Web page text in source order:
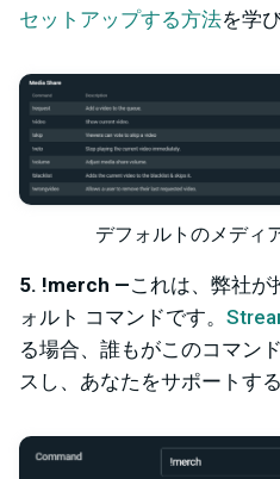
セットアップする方法を学
デフォルトのメディ
5. !merch —これは、弊社が
ォルト コマンドです。
る場合、誰もがこのコマン
スし、あなたをサポートす